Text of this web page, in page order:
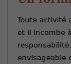
Toute activité
et il incombe
envisageable